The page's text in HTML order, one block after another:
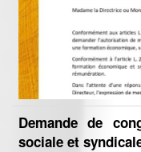
Demande de
sociale et